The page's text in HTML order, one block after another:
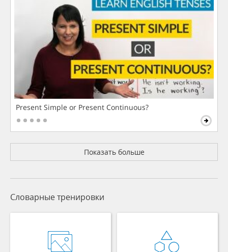
Present Simple or Present Continuous?
Показать больше
Словарные тренировки